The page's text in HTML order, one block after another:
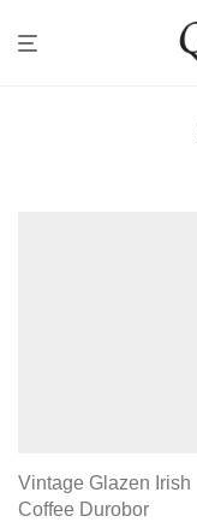
Vintage Glazen Irish
Coffee Durobor